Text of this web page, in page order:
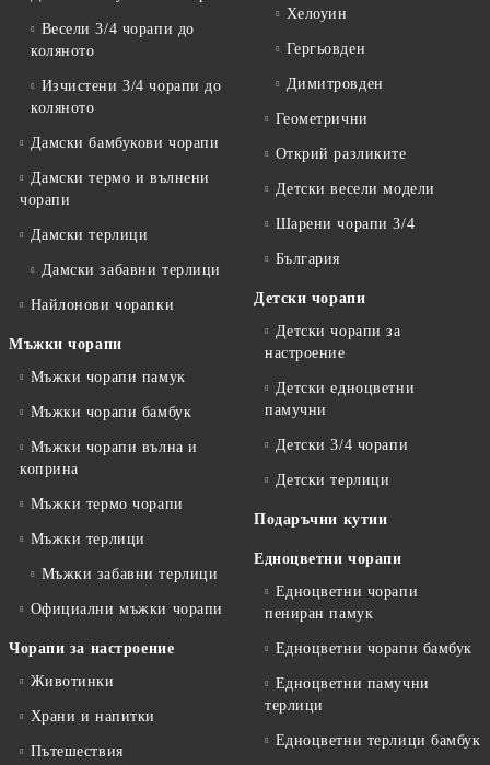
Весели 3/4 чорапи до
коляното
Изчистени 3/4 чорапи до
коляното
Дамски бамбукови чорапи
Дамски термо и вълнени
чорапи
Дамски терлици
Дамски забавни терлици
Найлонови чорапки
Мъжки чорапи
Мъжки чорапи памук
Мъжки чорапи бамбук
Мъжки чорапи вълна и
коприна
Мъжки термо чорапи
Мъжки терлици
Мъжки забавни терлици
Официални мъжки чорапи
Чорапи за настроение
Животинки
Храни и напитки
Пътешествия
Хелоуин
Гергьовден
Димитровден
Геометрични
Открий разликите
Детски весели модели
Шарени чорапи 3/4
България
Детски чорапи
Детски чорапи за
настроение
Детски едноцветни
памучни
Детски 3/4 чорапи
Детски терлици
Подаръчни кутии
Едноцветни чорапи
Едноцветни чорапи
пениран памук
Едноцветни чорапи бамбук
Едноцветни памучни
терлици
Едноцветни терлици бамбук